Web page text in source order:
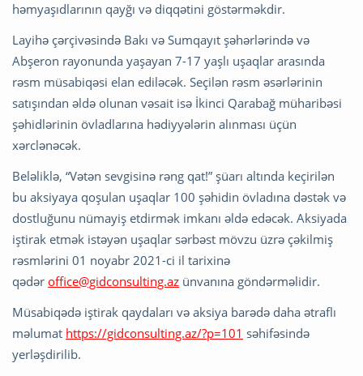
həmyaşıdlarının qayğı və diqqətini göstərməkdir.
Layihə çərçivəsində Bakı və Sumqayıt şəhərlərində və
Abşeron rayonunda yaşayan 7-17 yaşlı uşaqlar arasında
rəsm müsabiqəsi elan ediləcək. Seçilən rəsm əsərlərinin
satışından əldə olunan vəsait isə İkinci Qarabağ müharibəsi
şəhidlərinin övladlarına hədiyyələrin alınması üçün
xərclənəcək.
Beləliklə, “Vətən sevgisinə rəng qat!” şüarı altında keçirilən
bu aksiyaya qoşulan uşaqlar 100 şəhidin övladına dəstək və
dostluğunu nümayiş etdirmək imkanı əldə edəcək. Aksiyada
iştirak etmək istəyən uşaqlar sərbəst mövzu üzrə çəkilmiş
rəsmlərini 01 noyabr 2021-ci il tarixinə
qədər office@gidconsulting.az ünvanına göndərməlidir.
Müsabiqədə iştirak qaydaları və aksiya barədə daha ətraflı
məlumat https://gidconsulting.az/?p=101 səhifəsində
yerləşdirilib.